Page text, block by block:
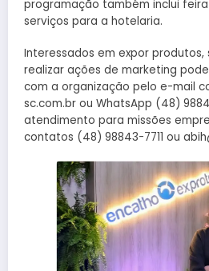
programação também inclui
serviços para a hotelaria.
Interessados em expor produtos,
realizar ações de marketing
com a organização pelo e-mail
sc.com.br ou WhatsApp (48)
atendimento para missões
contatos (48) 98843-7711 ou